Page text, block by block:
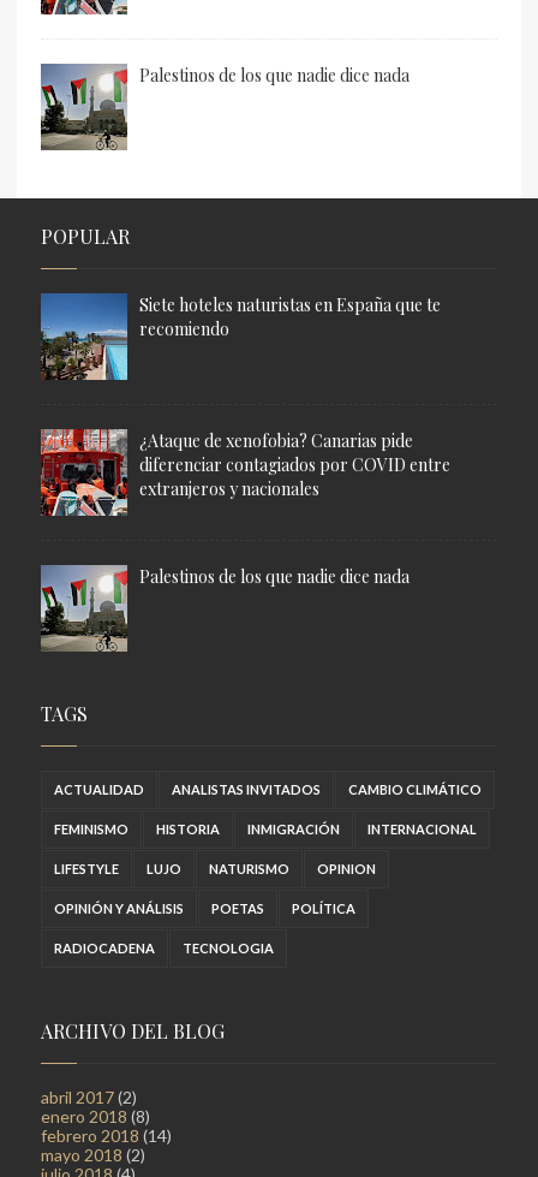
Palestinos de los que nadie dice nada
POPULAR
Siete hoteles naturistas en España que te
recomiendo
¿Ataque de xenofobia? Canarias pide
diferenciar contagiados por COVID entre
extranjeros y nacionales
Palestinos de los que nadie dice nada
TAGS
ACTUALIDAD ANALISTAS INVITADOS CAMBIO CLIMÁTICO
FEMINISMO HISTORIA INMIGRACIÓN INTERNACIONAL
LIFESTYLE LUJO NATURISMO OPINION
OPINIÓN Y ANÁLISIS POETAS POLÍTICA
RADIOCADENA TECNOLOGIA
ARCHIVO DEL BLOG
abril 2017(2)
enero 2018 (8)
febrero 2018 (14)
mayo 2018 (2)